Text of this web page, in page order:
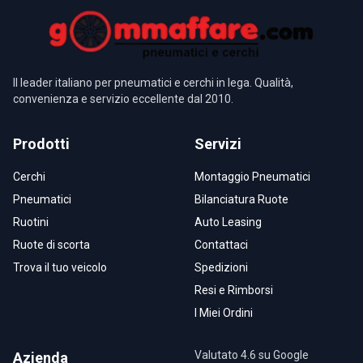
Il leader italiano per pneumatici e cerchi in lega. Qualità,
convenienza e servizio eccellente dal 2010.
Prodotti
Cerchi
Pneumatici
Ruotini
Ruote di scorta
Trova il tuo veicolo
Servizi
Montaggio Pneumatici
Bilanciatura Ruote
Auto Leasing
Contattaci
Spedizioni
Resi e Rimborsi
I Miei Ordini
Azienda Valutato 4.6 su Google